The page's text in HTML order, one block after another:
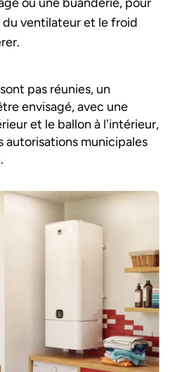
ventilateur et le froid
pas réunies, un
envisagé, avec une
et le ballon à l'intérieur,
autorisations municipales